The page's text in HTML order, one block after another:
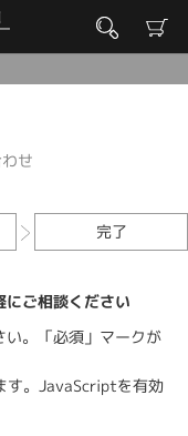
せ
完了
にご相談ください
。「必須」マークが
す。JavaScriptを有効